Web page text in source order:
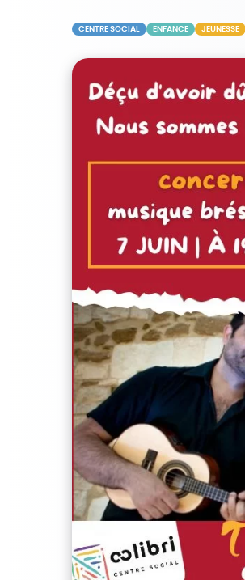
CENTRE SOCIAL ENFANCE JEUNESSE